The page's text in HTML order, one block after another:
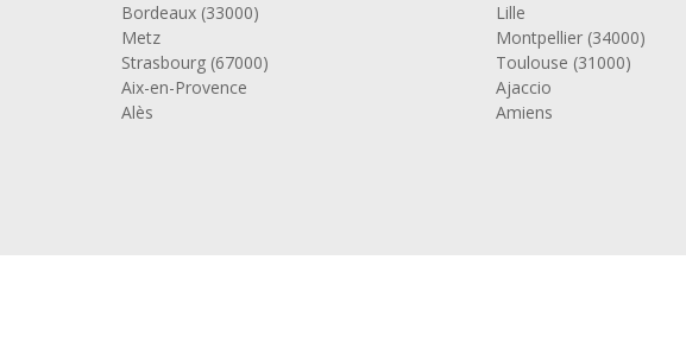
Bordeaux (33000) Lille
Metz
Montpellier (34000)
Strasbourg (67000)
Toulouse (31000)
Aix-en-Provence
Ajaccio
Alès
Amiens